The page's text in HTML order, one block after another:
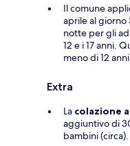
Il comune
aprile al giorno
notte per gli
12 e i 17 anni.
meno di 12
Extra
La colazione
aggiuntivo di
bambini (circa).